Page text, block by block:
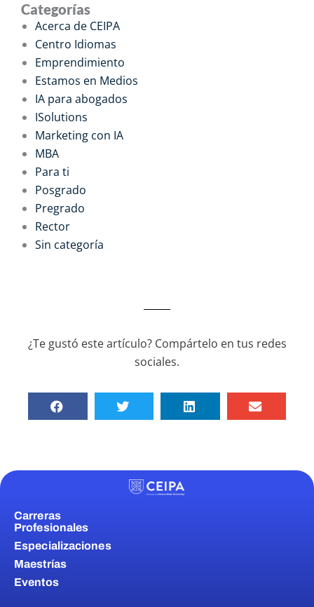
Categorías
Acerca de CEIPA
Centro Idiomas
Emprendimiento
Estamos en Medios
IA para abogados
ISolutions
Marketing con IA
MBA
Para ti
Posgrado
Pregrado
Rector
Sin categoría
¿Te gustó este artículo? Compártelo en tus redes
sociales.
Carreras
Profesionales
Especializaciones
Maestrías
Eventos